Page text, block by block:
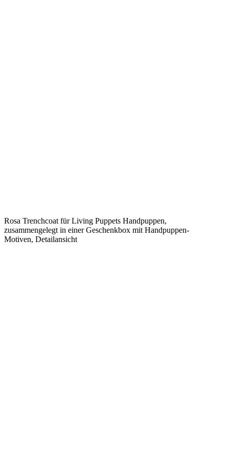
Rosa Trenchcoat für Living Puppets Handpuppen,
zusammengelegt in einer Geschenkbox mit Handpuppen-
Motiven, Detailansicht